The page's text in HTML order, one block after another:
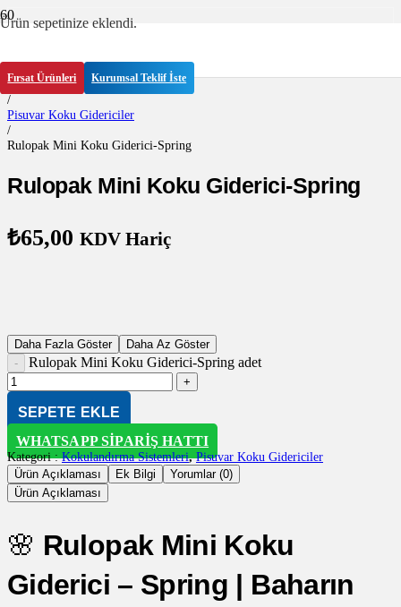
Ürün sepetinize eklendi.
Fırsat Ürünleri Kurumsal Teklif İste
Kokulandırma Sistemleri
/
Pisuvar Koku Gidericiler
/
Rulopak Mini Koku Giderici-Spring
Rulopak Mini Koku Giderici-Spring
₺65,00 KDV Hariç
Daha Fazla Göster Daha Az Göster
Rulopak Mini Koku Giderici-Spring adet
SEPETE EKLE
WHATSAPP SIPARIŞ HATTI
Kategori :Kokulandırma Sistemleri,Pisuvar Koku Gidericiler
Ürün Açıklaması Ek Bilgi
Yorumlar (0)
Ürün Açıklaması
🌸 Rulopak Mini Koku
Giderici – Spring | Baharın